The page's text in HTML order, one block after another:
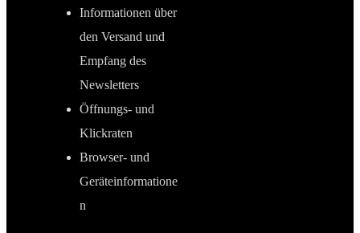
Informationen über
den Versand und
Empfang des
Newsletters
Öffnungs- und
Klickraten
Browser- und
Geräteinformatione
n